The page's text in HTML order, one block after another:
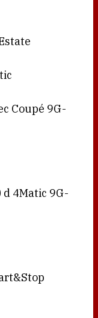
Coupé 9G-
d 4Matic 9G-